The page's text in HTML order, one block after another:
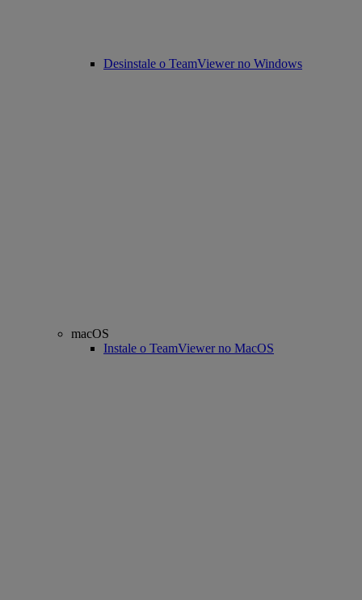
Desinstale o TeamViewer no Windows
macOS
Instale o TeamViewer no MacOS